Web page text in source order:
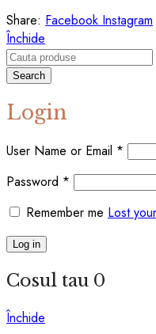
Share: Facebook Instagram
Închide
Search
Login
User Name or Email *
Password *
Remember me Lost
Log in
Cosul tau 0
Închide